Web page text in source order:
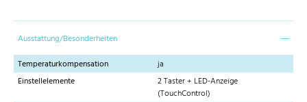
Ausstattung/Besonderheiten
Temperaturkompensation
ja
Einstellelemente
2 Taster + LED-Anzeige
(TouchControl)